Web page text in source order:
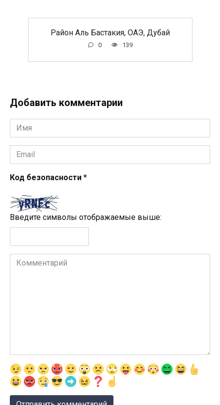
Район Аль Бастакия, ОАЭ, Дубай
0 139
Добавить комментарии
Имя
*
Email
*
Код безопасности *
Введите символы отображаемые выше:
Комментарий